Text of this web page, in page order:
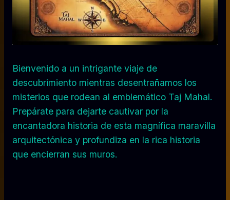
Bienvenido a un intrigante viaje de
descubrimiento mientras desentrañamos los
misterios que rodean al emblemático Taj Mahal.
Prepárate para dejarte cautivar por la
encantadora historia de esta magnífica maravilla
arquitectónica y profundiza en la rica historia
que encierran sus muros.